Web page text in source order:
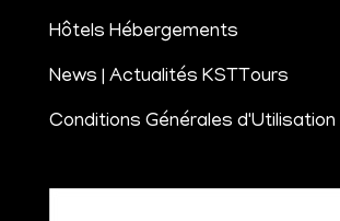
Hôtels Hébergements
News | Actualités KSTTours
Conditions Générales d'Utilisation